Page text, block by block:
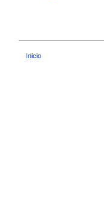
Inicio